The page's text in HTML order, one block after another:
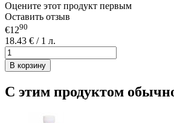
Оцените этот продукт первым
Оставить отзыв
€1290
18.43 € / 1 л.
В корзину
С этим продуктом